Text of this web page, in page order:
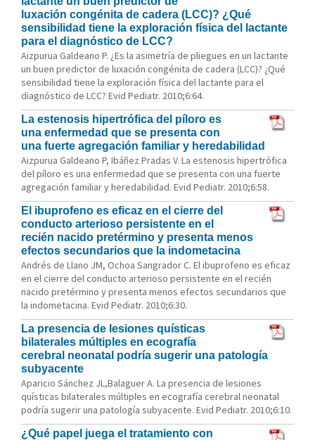
luxación congénita de cadera (LCC)? ¿Qué
sensibilidad tiene la exploración física del lactante
para el diagnóstico de LCC?
Aizpurua Galdeano P. ¿Es la asimetría de pliegues en un lactante
un buen predictor de luxación congénita de cadera (LCC)? ¿Qué
sensibilidad tiene la exploración física del lactante para el
diagnóstico de LCC? Evid Pediatr. 2010;6:64.
La estenosis hipertrófica del píloro es
una enfermedad que se presenta con
una fuerte agregación familiar y heredabilidad
Aizpurua Galdeano P, Ibáñez Pradas V. La estenosis hipertrófica
del píloro es una enfermedad que se presenta con una fuerte
agregación familiar y heredabilidad. Evid Pediatr. 2010;6:58.
El ibuprofeno es eficaz en el cierre del
conducto arterioso persistente en el
recién nacido pretérmino y presenta menos
efectos secundarios que la indometacina
Andrés de Llano JM, Ochoa Sangrador C. El ibuprofeno es eficaz
en el cierre del conducto arterioso persistente en el recién
nacido pretérmino y presenta menos efectos secundarios que
la indometacina. Evid Pediatr. 2010;6:30.
La presencia de lesiones quísticas
bilaterales múltiples en ecografía
cerebral neonatal podría sugerir una patología
subyacente
Aparicio Sánchez JL,Balaguer A. La presencia de lesiones
quísticas bilaterales múltiples en ecografía cerebral neonatal
podría sugerir una patología subyacente. Evid Pediatr. 2010;6:10.
¿Qué papel juega el tratamiento con